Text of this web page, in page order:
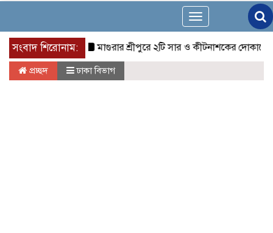
Toggle
navigation
সংবাদ শিরোনাম:মাগুরার শ্রীপুরে ২টি সার ও কীটনাশকের দোকানে দুর্ধর্ষ
প্রচ্ছদ ঢাকা বিভাগ